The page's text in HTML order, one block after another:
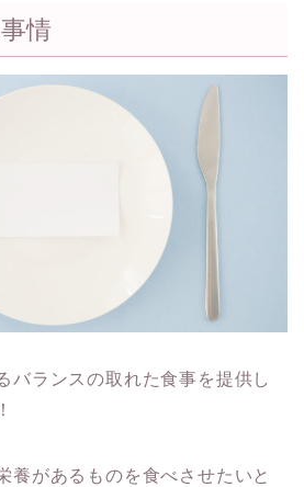
情
バランスの取れた食事を提供し
養があるものを食べさせたいと